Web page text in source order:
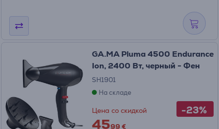
-23%
GA.MA Pluma 4500 Endurance
Ion, 2400 Вт, черный - Фен
SH1901
На складе
Цена со скидкой
4599 €